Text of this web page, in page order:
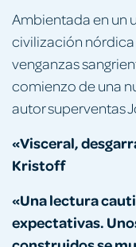
Ambientada en un
civilización nórdica
venganzas
comienzo de una
autor superventas
«Visceral,
Kristoff
«Una lectura
expectativas.